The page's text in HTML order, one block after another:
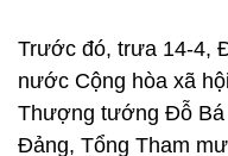
Trước đó, trưa 14-4,
nước Cộng hòa xã
Thượng tướng Đỗ Bá
Đảng, Tổng Tham